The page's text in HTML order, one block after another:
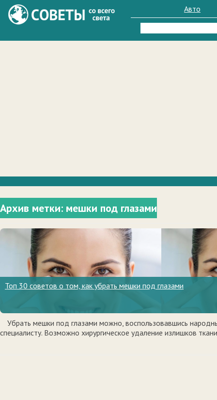
Авто
Найти:
Архив метки: мешки под глазами
Топ 30 советов о том, как убрать мешки под глазами
Убрать мешки под глазами можно, воспользовавшись
специалисту. Возможно хирургическое удаление излишков